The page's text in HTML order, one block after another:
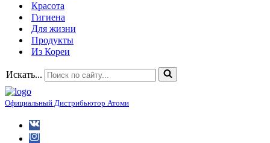
Красота
Гигиена
Для жизни
Продукты
Из Кореи
Искать...
Официальный Дистрибьютор Атоми